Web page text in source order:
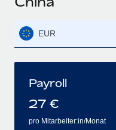
EUR
Payroll
27 €
pro Mitarbeiter:in/Monat